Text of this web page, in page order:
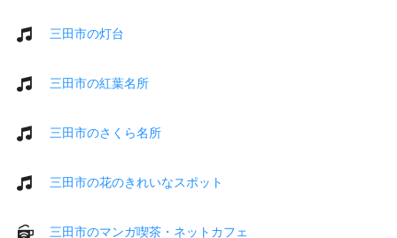
三田市の灯台
三田市の紅葉名所
三田市のさくら名所
三田市の花のきれいなスポット
三田市のマンガ喫茶・ネットカフェ